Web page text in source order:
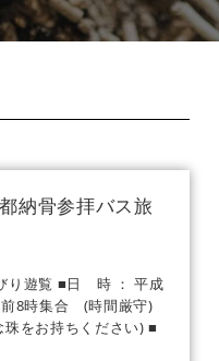
納骨参拝バス旅
り遊覧 ■日 時 ： 平成
8時集合 (時間厳守)
をお持ちください) ■